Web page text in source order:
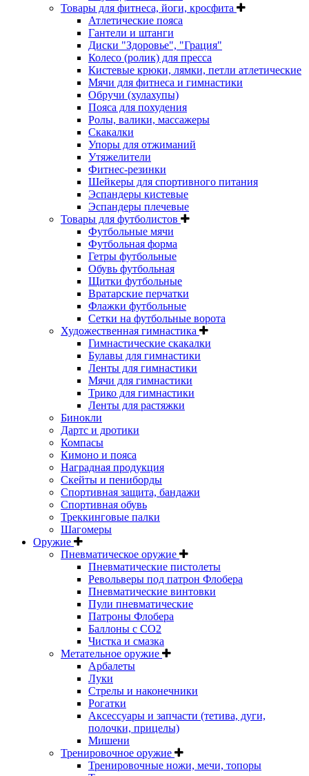
Товары для фитнеса, йоги, кросфита
Атлетические пояса
Гантели и штанги
Диски "Здоровье", "Грация"
Колесо (ролик) для пресса
Кистевые крюки, лямки, петли атлетические
Мячи для фитнеса и гимнастики
Обручи (хулахупы)
Пояса для похудения
Ролы, валики, массажеры
Скакалки
Упоры для отжиманий
Утяжелители
Фитнес-резинки
Шейкеры для спортивного питания
Эспандеры кистевые
Эспандеры плечевые
Товары для футболистов
Футбольные мячи
Футбольная форма
Гетры футбольные
Обувь футбольная
Щитки футбольные
Вратарские перчатки
Флажки футбольные
Сетки на футбольные ворота
Художественная гимнастика
Гимнастические скакалки
Булавы для гимнастики
Ленты для гимнастики
Мячи для гимнастики
Трико для гимнастики
Ленты для растяжки
Бинокли
Дартс и дротики
Компасы
Кимоно и пояса
Наградная продукция
Скейты и пениборды
Спортивная защита, бандажи
Спортивная обувь
Треккинговые палки
Шагомеры
Оружие
Пневматическое оружие
Пневматические пистолеты
Револьверы под патрон Флобера
Пневматические винтовки
Пули пневматические
Патроны Флобера
Баллоны с CO2
Чистка и смазка
Метательное оружие
Арбалеты
Луки
Стрелы и наконечники
Рогатки
Аксессуары и запчасти (тетива, дуги,
полочки, прицелы)
Мишени
Тренировочное оружие
Тренировочные ножи, мечи, топоры